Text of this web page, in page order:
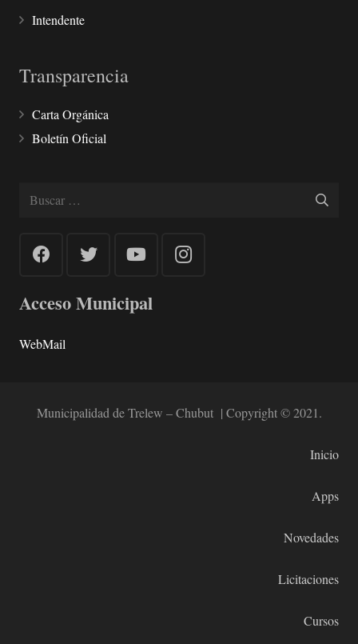
Intendente
Transparencia
Carta Orgánica
Boletín Oficial
Buscar:
Acceso Municipal
WebMail
Municipalidad de Trelew – Chubut | Copyright © 2021.
Inicio
Apps
Novedades
Licitaciones
Cursos